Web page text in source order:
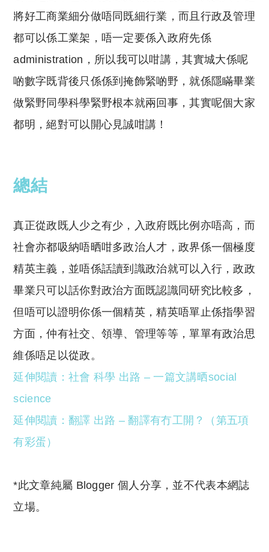
將好工商業細分做唔同既細行業，而且行政及管理
都可以係工業架，唔一定要係入政府先係
administration，所以我可以咁講，其實城大係呢
啲數字既背後只係係到掩飾緊啲野，就係隱瞞畢業
做緊野同學科學緊野根本就兩回事，其實呢個大家
都明，絕對可以開心見誠咁講！
總結
真正從政既人少之有少，入政府既比例亦唔高，而
社會亦都吸納唔晒咁多政治人才，政界係一個極度
精英主義，並唔係話讀到識政治就可以入行，政政
畢業只可以話你對政治方面既認識同研究比較多，
但唔可以證明你係一個精英，精英唔單止係指學習
方面，仲有社交、領導、管理等等，單單有政治思
維係唔足以從政。
延伸閱讀：社會 科學 出路 – 一篇文講晒social
science
延伸閱讀：翻譯 出路 – 翻譯有冇工開？（第五項
有彩蛋）
*此文章純屬 Blogger 個人分享，並不代表本網誌
立場。